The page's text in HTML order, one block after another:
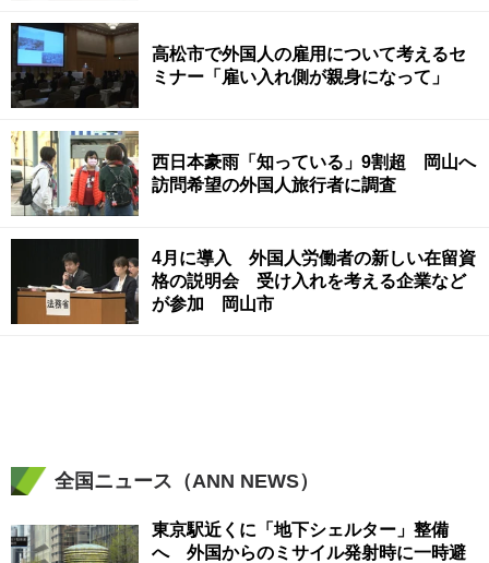
高松市で外国人の雇用について考えるセ
ミナー「雇い入れ側が親身になって」
西日本豪雨「知っている」9割超 岡山へ
訪問希望の外国人旅行者に調査
4月に導入 外国人労働者の新しい在留資
格の説明会 受け入れを考える企業など
が参加 岡山市
全国ニュース（ANN NEWS）
東京駅近くに「地下シェルター」整備
へ 外国からのミサイル発射時に一時避